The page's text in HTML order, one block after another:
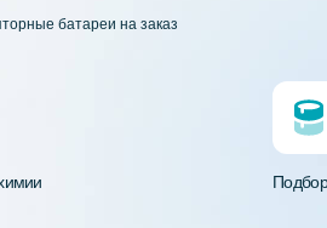
батареи на заказ